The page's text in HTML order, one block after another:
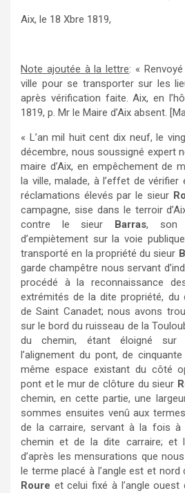
Aix, le 18 Xbre 1819,
Note ajoutée à la lettre: «
ville pour se transporter sur les
après vérification faite. Aix, en
1819, p. Mr le Maire d’Aix absent.
« L’an mil huit cent dix neuf, le
décembre, nous soussigné expert
maire d’Aix, en empêchement de
la ville, malade, à l’effet de
réclamations élevés par le sieur
campagne, sise dans le terroir
contre le sieur Barras, son
d’empiètement sur la voie
transporté en la propriété du sieur
garde champêtre nous servant
procédé à la reconnaissance
extrémités de la dite propriété, du
de Saint Canadet; nous avons
sur le bord du ruisseau de la
du chemin, étant éloigné sur
l’alignement du pont, de
même espace existant du côté
pont et le mur de clôture du sieur
chemin, en cette partie, une
sommes ensuites venû aux
de la carraire, servant à la fois à
chemin et de la dite carraire; et
d’après les mensurations que
le terme placé à l’angle est et
Roure et celui fixé à l’angle